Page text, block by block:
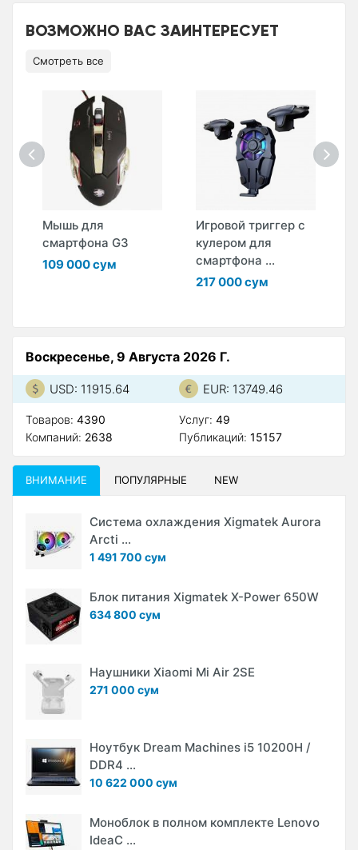
ВОЗМОЖНО ВАС ЗАИНТЕРЕСУЕТ
Смотреть все
Мышь для
смартфона G3
109 000 сум
Игровой триггер с
кулером для
смартфона ...
217 000 сум
Воскресенье, 9 Августа 2026 Г.
USD: 11915.64 EUR: 13749.46
Товаров: 4390
Компаний: 2638
Услуг: 49
Публикаций: 15157
ВНИМАНИЕ ПОПУЛЯРНЫЕ NEW
Система охлаждения Xigmatek Aurora
Arcti ...
1 491 700 сум
Блок питания Xigmatek X-Power 650W
634 800 сум
Наушники Xiaomi Mi Air 2SE
271 000 сум
Ноутбук Dream Machines i5 10200H /
DDR4 ...
10 622 000 сум
Моноблок в полном комплекте Lenovo
IdeaC ...